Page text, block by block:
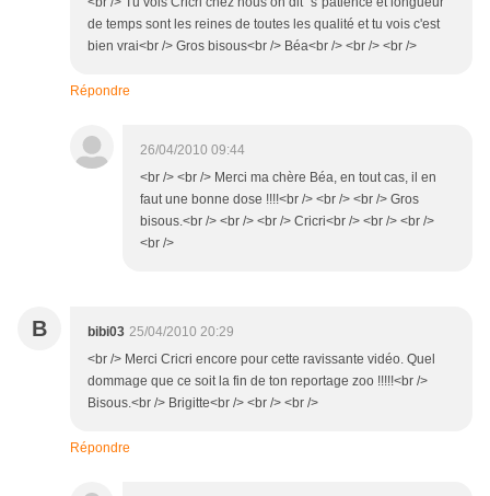
de temps sont les reines de toutes les qualité et tu vois c'est
bien vrai<br /> Gros bisous<br /> Béa<br /> <br /> <br />
Répondre
26/04/2010 09:44
<br /> <br /> Merci ma chère Béa, en tout cas, il en
faut une bonne dose !!!!<br /> <br /> <br /> Gros
bisous.<br /> <br /> <br /> Cricri<br /> <br /> <br />
<br />
B bibi03 25/04/2010 20:29
<br /> Merci Cricri encore pour cette ravissante vidéo. Quel
dommage que ce soit la fin de ton reportage zoo !!!!!<br />
Bisous.<br /> Brigitte<br /> <br /> <br />
Répondre